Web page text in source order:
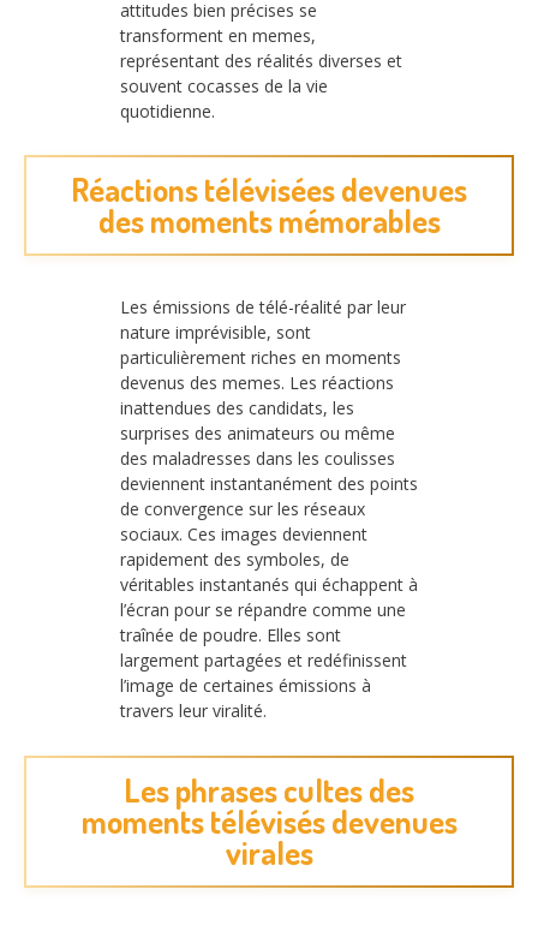
attitudes bien précises se
transforment en memes,
représentant des réalités diverses et
souvent cocasses de la vie
quotidienne.
Réactions télévisées devenues
des moments mémorables
Les émissions de télé-réalité par leur
nature imprévisible, sont
particulièrement riches en moments
devenus des memes. Les réactions
inattendues des candidats, les
surprises des animateurs ou même
des maladresses dans les coulisses
deviennent instantanément des points
de convergence sur les réseaux
sociaux. Ces images deviennent
rapidement des symboles, de
véritables instantanés qui échappent à
l’écran pour se répandre comme une
traînée de poudre. Elles sont
largement partagées et redéfinissent
l’image de certaines émissions à
travers leur viralité.
Les phrases cultes des
moments télévisés devenues
virales